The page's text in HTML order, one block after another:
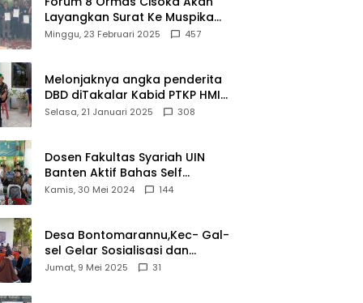
2026
Berprestasi
Layangkan Surat Ke Muspika
Atas Adanya Kantor Matel di
Minggu, 23 Februari 2025 457
Melonjaknya angka penderita
DBD diTakalar Kabid PTKP HMI
Cab.Takalar angkat bicara
Selasa, 21 Januari 2025 308
Dosen Fakultas Syariah UIN
Banten Aktif Bahas Self
Declare Halal dalam Forum
Kamis, 30 Mei 2024 144
Desa Bontomarannu,Kec- Gal-
sel Gelar Sosialisasi dan
Bimtek Pemutakhiran Data ID
Jumat, 9 Mei 2025 31